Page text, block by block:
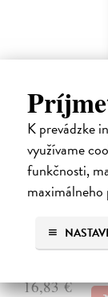
K prevádzke
využívame
funkčnosti,
maximálneho
Golf.
Saundersová
Chcete si golf
důsledku snížit
příručka Golf:
Zasielame do
16,83 €